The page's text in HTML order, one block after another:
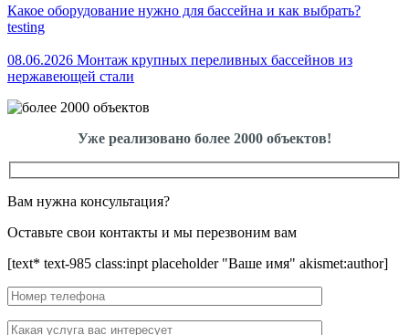
Какое оборудование нужно для бассейна и как выбрать?
testing
08.06.2026 Монтаж крупных переливных бассейнов из
нержавеющей стали
Уже реализовано более 2000 объектов!
Вам нужна консультация?
Оставьте свои контакты и мы перезвоним вам
[text* text-985 class:inpt placeholder "Ваше имя" akismet:author]